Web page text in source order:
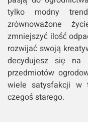
tylko modny
zrównoważone
zmniejszyć ilość
rozwijać swoją
decydujesz się na
przedmiotów
wiele satysfakcji w
czegoś starego.